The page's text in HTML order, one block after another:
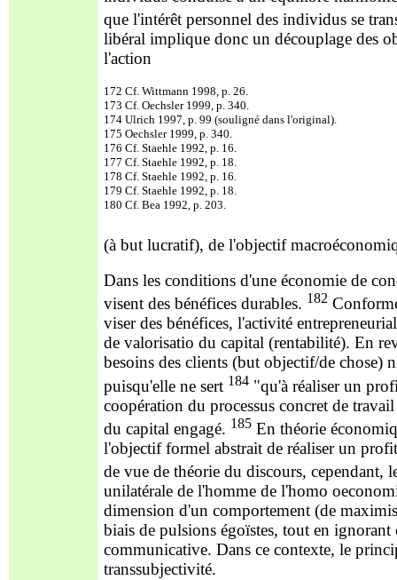
que l'intérêt personnel des individus se
libéral implique donc un découplage des
l'action
172 Cf. Wittmann 1998, p. 26.
173 Cf. Oechsler 1999, p. 340.
174 Ulrich 1997, p. 99 (souligné dans l'original).
175 Oechsler 1999, p. 340.
176 Cf. Staehle 1992, p. 16.
177 Cf. Staehle 1992, p. 18.
178 Cf. Staehle 1992, p. 16.
179 Cf. Staehle 1992, p. 18.
180 Cf. Bea 1992, p. 203.
(à but lucratif), de l'objectif
Dans les conditions d'une économie de
visent des bénéfices durables. 182
viser des bénéfices, l'activité
de valorisatio du capital (rentabilité). En
besoins des clients (but objectif/de chose)
puisqu'elle ne sert 184 "qu'à réaliser un
coopération du processus concret de
du capital engagé. 185 En théorie
l'objectif formel abstrait de réaliser un
de vue de théorie du discours, cependant,
unilatérale de l'homme de l'homo
dimension d'un comportement (de
biais de pulsions égoïstes, tout en
communicative. Dans ce contexte, le
transsubjectivité.